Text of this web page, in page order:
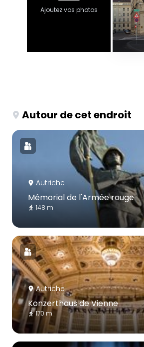
Ajoutez vos photos
Autour de cet endroit
Autriche
Mémorial de l'Armée rouge
148 m
Autriche
Konzerthaus de Vienne
170 m